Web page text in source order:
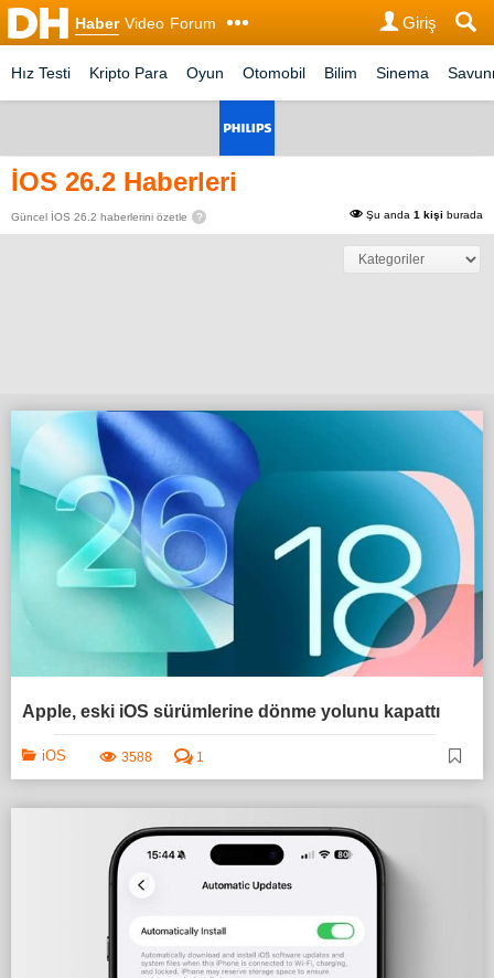
Haber Video Forum Giriş
Hız Testi Kripto Para Oyun Otomobil Bilim Sinema
İOS 26.2 Haberleri
Güncel İOS 26.2 haberlerini özetle ? Şu anda 1 kişi burada
Apple, eski iOS sürümlerine dönme yolunu kapattı
iOS 3588 1